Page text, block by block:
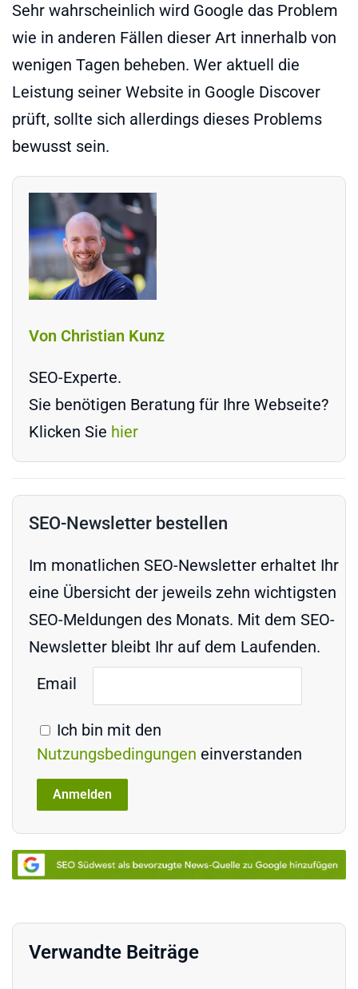
Sehr wahrscheinlich wird Google das Problem
wie in anderen Fällen dieser Art innerhalb von
wenigen Tagen beheben. Wer aktuell die
Leistung seiner Website in Google Discover
prüft, sollte sich allerdings dieses Problems
bewusst sein.
Von Christian Kunz
SEO-Experte.
Sie benötigen Beratung für Ihre Webseite?
Klicken Sie hier
SEO-Newsletter bestellen
Im monatlichen SEO-Newsletter erhaltet Ihr
eine Übersicht der jeweils zehn wichtigsten
SEO-Meldungen des Monats. Mit dem SEO-
Newsletter bleibt Ihr auf dem Laufenden.
Email
Ich bin mit den
Nutzungsbedingungen einverstanden
Verwandte Beiträge